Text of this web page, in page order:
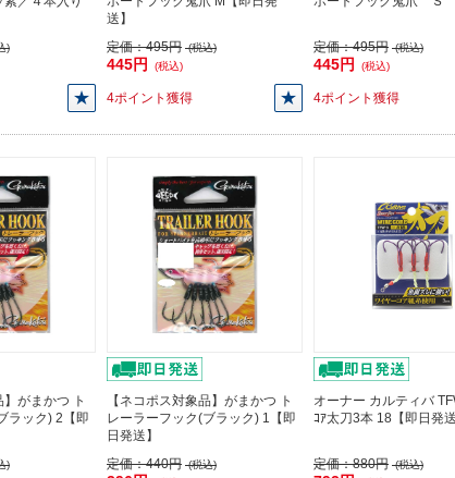
)
送】
定価：495円 (税込)
445円 (税込)
4ポイント獲得
定価：495円 (税込)
445円 (税込)
4ポイント獲得
】がまかつ ト
ラック) 2【即
)
【ネコポス対象品】がまかつ ト
レーラーフック(ブラック) 1【即
日発送】
定価：440円 (税込)
オーナー カルティバ
ｺｱ太刀3本 18【即日発送
定価：880円 (税込)